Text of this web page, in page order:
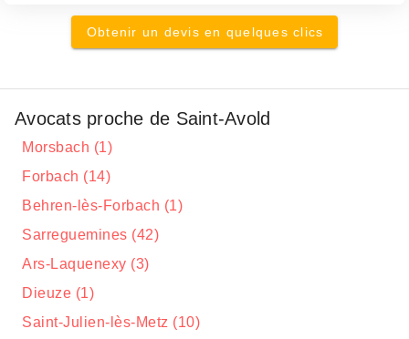
Obtenir un devis en quelques clics
Avocats proche de Saint-Avold
Morsbach (1)
Forbach (14)
Behren-lès-Forbach (1)
Sarreguemines (42)
Ars-Laquenexy (3)
Dieuze (1)
Saint-Julien-lès-Metz (10)